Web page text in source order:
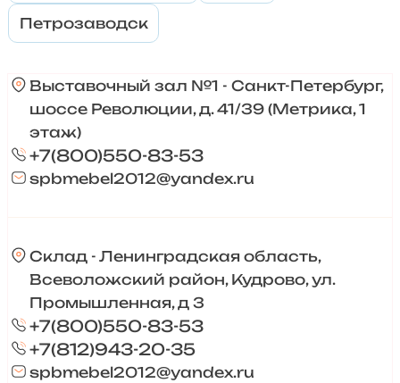
Петрозаводск
Выставочный зал №1 - Санкт-Петербург,
шоссе Революции, д. 41/39 (Метрика, 1
этаж)
+7(800)550-83-53
spbmebel2012@yandex.ru
Склад - Ленинградская область,
Всеволожский район, Кудрово, ул.
Промышленная, д 3
+7(800)550-83-53
+7(812)943-20-35
spbmebel2012@yandex.ru